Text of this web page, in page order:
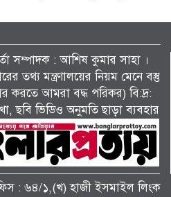
দ্বিতীয় বর্ষপূর্তি উপলক্ষে
জামায়াতের গণমিছিল ও বিক্ষোভ
বিশেষ অভিযানে ৪ পিস
মাদক মামলার আসামি গ্রেপ্তার।
সম্পাদক : আশিষ কুমাৱ সাহা ।
তথ্য মন্ত্রণালয়ের নিয়ম মেনে বস্তু
করতে আমরা বদ্ধ পরিকর) বি:দ্র:
ছবি ভিডিও অনুমতি ছাড়া ব্যবহার
: ৬৪/১,(খ) হাজী ইসমাইল লিংক